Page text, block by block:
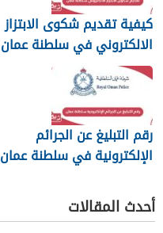
كيفية تقديم شكوى الابتزاز
الالكتروني في سلطنة عمان
رقم التبليغ عن الجرائم
الإلكترونية في سلطنة عمان
أحدث المقالات